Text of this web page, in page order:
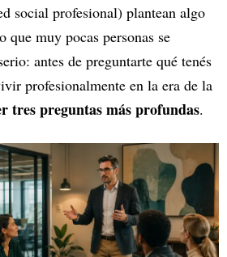
social profesional) plantean algo
que muy pocas personas se
antes de preguntarte qué tenés
profesionalmente en la era de la
tres preguntas más profundas.